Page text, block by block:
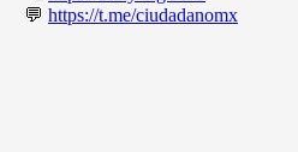
💬 https://t.me/ciudadanomx